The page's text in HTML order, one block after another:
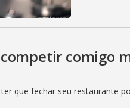
comigo
que fechar seu restaurante